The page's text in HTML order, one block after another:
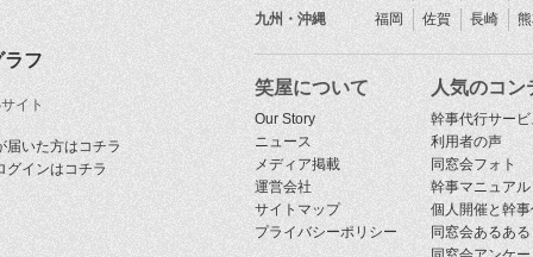
ラフ
イト
いた方はコチラ
インはコチラ
九州・沖縄
福岡 佐賀 長崎
笑屋について
Our Story
ニュース
メディア掲載
運営会社
サイトマップ
プライバシーポリシー
人気のコン
幹事代行サー
利用者の声
同窓会フォト
幹事マニュアル
個人開催と幹
同窓会あるあ